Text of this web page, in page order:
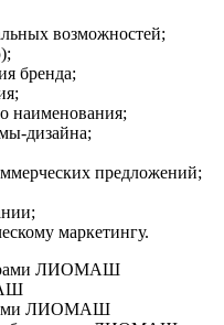
возможностей;
бренда;
наименования;
дизайна;
предложений;
маркетингу.